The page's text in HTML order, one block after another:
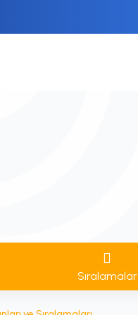
Sıralamalar